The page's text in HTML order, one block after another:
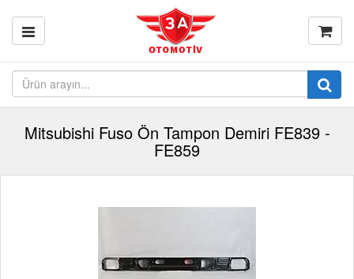
Mitsubishi Fuso Ön Tampon Demiri FE839 -
FE859